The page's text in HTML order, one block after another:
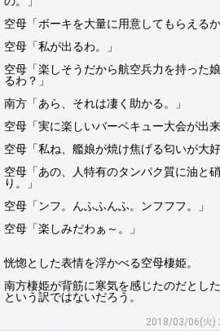
空母「ボーキを大量に用意してもらえるか
空母「私が出るわ。」
空母「楽しそうだから航空兵力を持った
るわ？」
南方「あら、それは凄く助かる。」
空母「実に楽しいバーベキュー大会が出
空母「私ね、艦娘が焼け焦げる匂いが大好
空母「あの、人特有のタンパク質に油と
り。」
空母「ンフ。んふふんふ。ンフフフ。」
空母「楽しみだわぁ～。」
恍惚とした表情を浮かべる空母棲姫。
南方棲姫が背筋に寒気を感じたのだとし
という訳ではないだろう。
2018/03/06(火)